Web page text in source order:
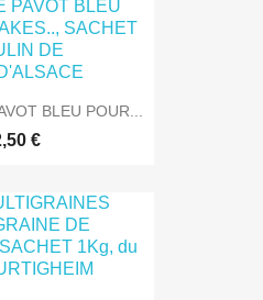
BLEU POUR...
€